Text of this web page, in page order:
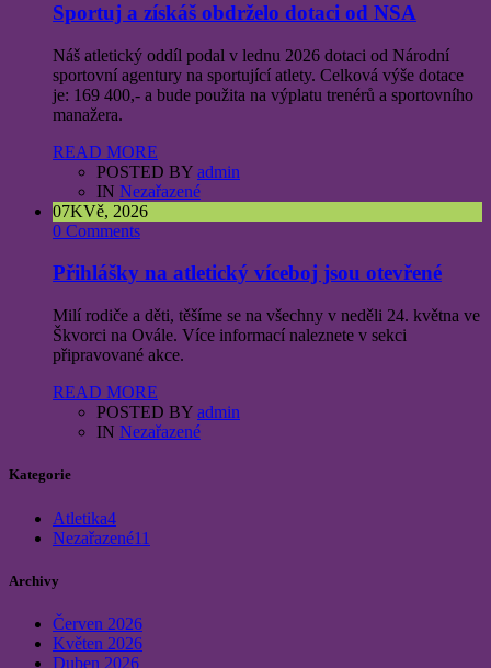
Sportuj a získáš obdrželo dotaci od NSA
Náš atletický oddíl podal v lednu 2026 dotaci od Národní
sportovní agentury na sportující atlety. Celková výše dotace
je: 169 400,- a bude použita na výplatu trenérů a sportovního
manažera.
READ MORE
POSTED BY admin
IN Nezařazené
07KVě, 2026
0 Comments
Přihlášky na atletický víceboj jsou otevřené
Milí rodiče a děti, těšíme se na všechny v neděli 24. května ve
Škvorci na Ovále. Více informací naleznete v sekci
připravované akce.
READ MORE
POSTED BY admin
IN Nezařazené
Kategorie
Atletika4
Nezařazené11
Archivy
Červen 2026
Květen 2026
Duben 2026